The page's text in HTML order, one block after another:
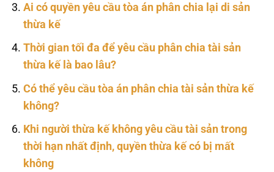
Ai có quyền yêu cầu tòa án phân chia lại di sản
thừa kế
Thời gian tối đa để yêu cầu phân chia tài sản
thừa kế là bao lâu?
Có thể yêu cầu tòa án phân chia tài sản thừa kế
không?
Khi người thừa kế không yêu cầu tài sản trong
thời hạn nhất định, quyền thừa kế có bị mất
không